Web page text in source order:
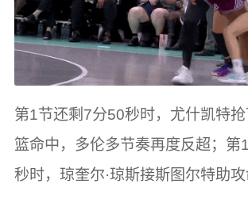
第1节还剩7分50秒时，尤什凯特
篮命中，多伦多节奏再度反超；第
秒时，琼奎尔·琼斯接斯图尔特助攻